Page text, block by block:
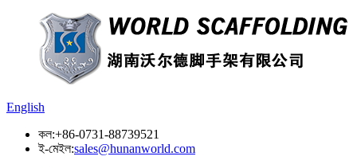
English
কল:+86-0731-88739521
ই-মেইল:sales@hunanworld.com